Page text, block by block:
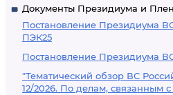
Документы Президиума и
Постановление Президиума
ПЭК25
Постановление Президиума
"Тематический обзор ВС
12/2026. По делам, связанным